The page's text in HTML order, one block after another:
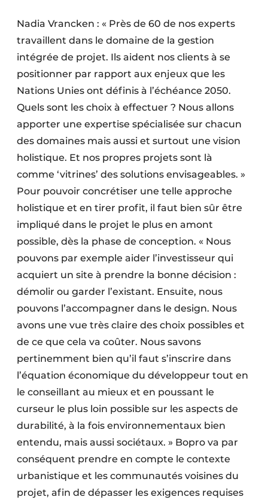
Nadia Vrancken : « Près de 60 de nos experts
travaillent dans le domaine de la gestion
intégrée de projet. Ils aident nos clients à se
positionner par rapport aux enjeux que les
Nations Unies ont définis à l’échéance 2050.
Quels sont les choix à effectuer ? Nous allons
apporter une expertise spécialisée sur chacun
des domaines mais aussi et surtout une vision
holistique. Et nos propres projets sont là
comme ‘vitrines’ des solutions envisageables. »
Pour pouvoir concrétiser une telle approche
holistique et en tirer profit, il faut bien sûr être
impliqué dans le projet le plus en amont
possible, dès la phase de conception. « Nous
pouvons par exemple aider l’investisseur qui
acquiert un site à prendre la bonne décision :
démolir ou garder l’existant. Ensuite, nous
pouvons l’accompagner dans le design. Nous
avons une vue très claire des choix possibles et
de ce que cela va coûter. Nous savons
pertinemment bien qu’il faut s’inscrire dans
l’équation économique du développeur tout en
le conseillant au mieux et en poussant le
curseur le plus loin possible sur les aspects de
durabilité, à la fois environnementaux bien
entendu, mais aussi sociétaux. » Bopro va par
conséquent prendre en compte le contexte
urbanistique et les communautés voisines du
projet, afin de dépasser les exigences requises